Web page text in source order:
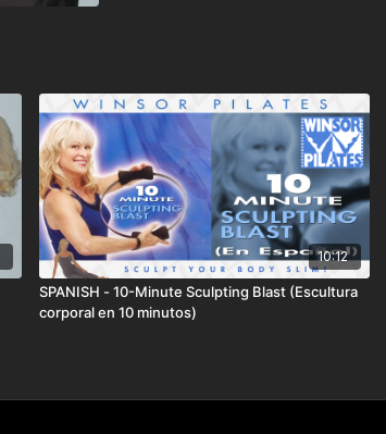
10:12
SPANISH - 10-Minute Sculpting Blast (Escultura
corporal en 10 minutos)